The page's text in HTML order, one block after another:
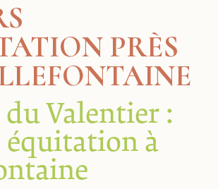
PRÈS
Valentier :
équitation à